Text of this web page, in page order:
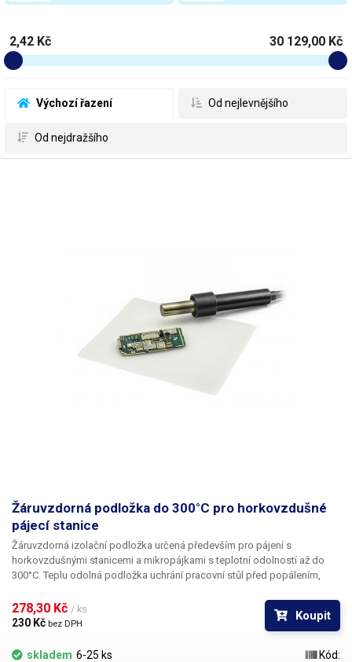
Výchozí řazení Od nejlevnějšího
Od nejdražšího
2,42 Kč 30 129,00 Kč
Žáruvzdorná podložka do 300°C pro horkovzdušné
pájecí stanice
Žáruvzdorná izolační podložka určená především pro pájení s
horkovzdušnými stanicemi a mikropájkami s teplotní odolností až do
300°C. Teplu odolná podložka uchrání pracovní stůl před popálením,
dokáží vyprodukovat směrové teplo až do 300°C, které dokáže
zuhelnatět kterýkoliv povrch. Tato izolační podložka nabídne plochu 230
x 180mm, která je dostatečná pro většinu aplikací. Tloušťka izolační
podložky je pouhých 3.3mm.
278,30 Kč / ks
230 Kč bez DPH
Koupit
skladem 6-25 ks
Kód: